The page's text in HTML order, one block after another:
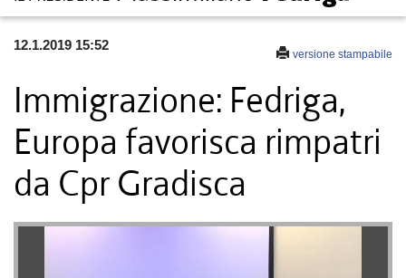
versione stampabile
12.1.2019 15:52
Immigrazione: Fedriga,
Europa favorisca rimpatri
da Cpr Gradisca